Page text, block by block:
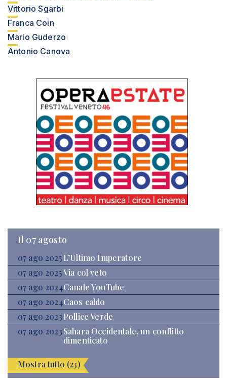
Vittorio Sgarbi
Franca Coin
Mario Guderzo
Antonio Canova
Il 07 agosto
07 ago 2025 L’Ultimo Imperatore
07 ago 2025Via col veto
07 ago 2024Canale YouTube
07 ago 2024Caos caldo
07 ago 2023Pollice Verde
07 ago 2023Sahara Occidentale, un conflitto
dimenticato
Mostra tutto (23)